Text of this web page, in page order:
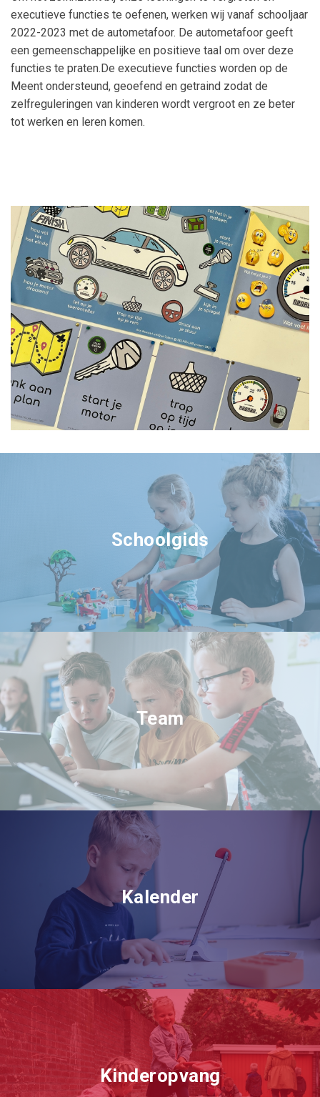
executieve functies te oefenen, werken wij vanaf schooljaar
2022-2023 met de autometafoor. De autometafoor geeft
een gemeenschappelijke en positieve taal om over deze
functies te praten.De executieve functies worden op de
Meent ondersteund, geoefend en getraind zodat de
zelfreguleringen van kinderen wordt vergroot en ze beter
tot werken en leren komen.
Schoolgids
Team
Kalender
Kinderopvang